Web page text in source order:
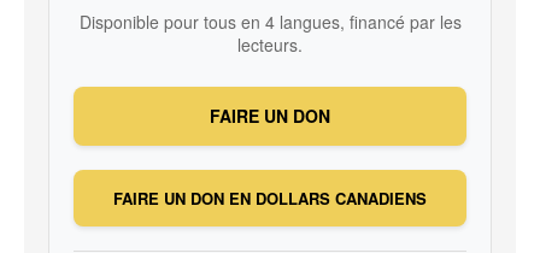
Disponible pour tous en 4 langues, financé par les
lecteurs.
FAIRE UN DON
FAIRE UN DON EN DOLLARS CANADIENS